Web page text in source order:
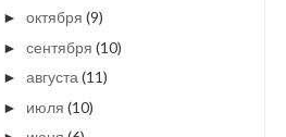
► октября (9)
► сентября (10)
► августа (11)
► июля (10)